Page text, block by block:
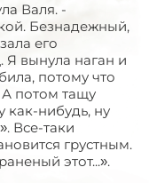
Валя. -
Безнадежный,
его
Я вынула наган и
потому что
потом тащу
как-нибудь, ну
Все-таки
грустным.
этот...».